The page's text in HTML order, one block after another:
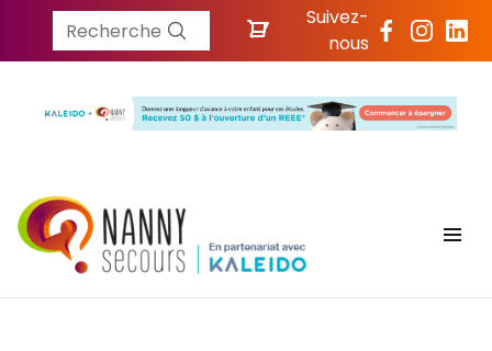
Recherche
Suivez-
nous